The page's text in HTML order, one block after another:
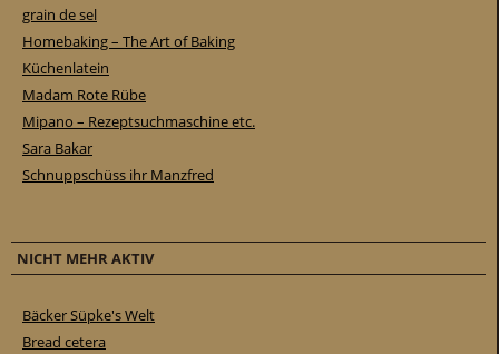
grain de sel
Homebaking – The Art of Baking
Küchenlatein
Madam Rote Rübe
Mipano – Rezeptsuchmaschine etc.
Sara Bakar
Schnuppschüss ihr Manzfred
NICHT MEHR AKTIV
Bäcker Süpke's Welt
Bread cetera